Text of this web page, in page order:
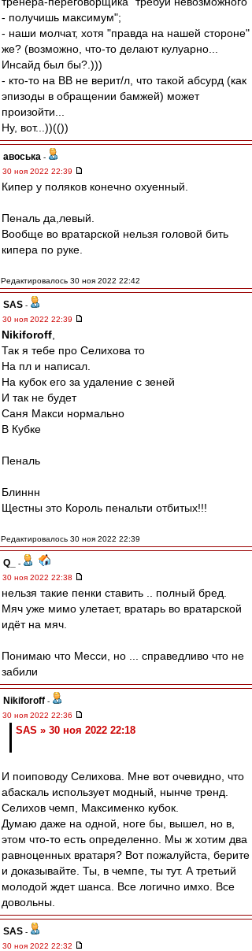
- получишь максимум";
- наши молчат, хотя "правда на нашей стороне"
же? (возможно, что-то делают кулуарно...
Инсайд был бы?.)))
- кто-то на ВВ не верит/л, что такой абсурд (как
эпизоды в обращении бамжей) может
произойти...
Ну, вот...))(())
авоська -
30 ноя 2022 22:39
Кипер у поляков конечно охуенный.
Пеналь да,левый.
Вообще во вратарской нельзя головой бить
кипера по руке.
Редактировалось 30 ноя 2022 22:42
SAS -
30 ноя 2022 22:39
Nikiforoff
Так я тебе про Селихова то
На пл и написал.
На кубок его за удаление с зеней
И так не будет
Саня Макси нормально
В Кубке
Пеналь
Блиннн
Щестны это Король пенальти отбитых!!!
Редактировалось 30 ноя 2022 22:39
Q_
-
30 ноя 2022 22:38
нельзя такие пенки ставить .. полный бред.
Мяч уже мимо улетает, вратарь во вратарской
идёт на мяч.
Понимаю что Месси, но ... справедливо что не
забили
Nikiforoff -
30 ноя 2022 22:36
SAS » 30 ноя 2022 22:18
И поиповоду Селихова. Мне вот очевидно, что
абаскаль использует модный, нынче тренд.
Селихов чемп, Максименко кубок.
Думаю даже на одной, ноге бы, вышел, но в,
этом что-то есть определенно. Мы ж хотим два
равноценных вратаря? Вот пожалуйста, берите
и доказывайте. Ты, в чемпе, ты тут. А третьий
молодой ждет шанса. Все логично имхо. Все
довольны.
SAS -
30 ноя 2022 22:32